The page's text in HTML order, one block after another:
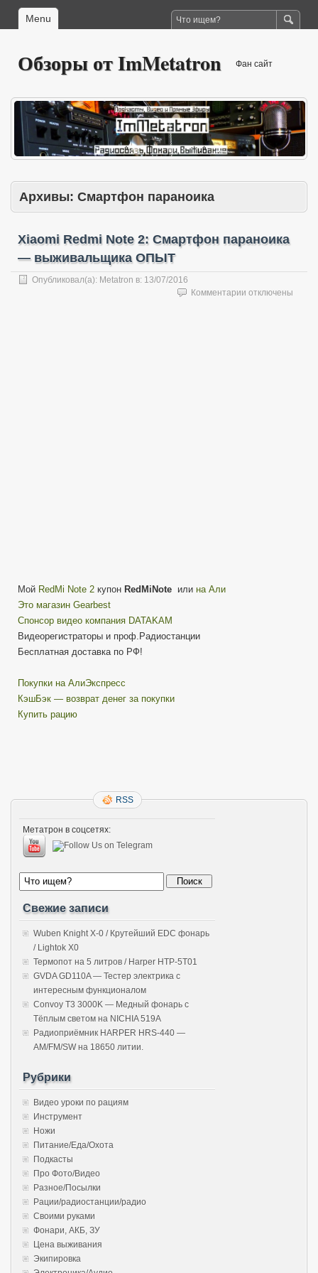
Menu
Обзоры от ImMetatron Фан сайт
Архивы: Смартфон параноика
Xiaomi Redmi Note 2: Смартфон параноика
— выживальщика ОПЫТ
Опубликовал(а): Metatron в: 13/07/2016
Комментарии котключены
Мой RedMi Note 2 купон RedMiNote или на Али
Это магазин Gearbest
Cпонсор видео компания DATAKAM
Видеорегистраторы и проф.Радиостанции
Бесплатная доставка по РФ!
Покупки на АлиЭкспресс
КэшБэк — возврат денег за покупки
Купить рацию
RSS
Метатрон в соцсетях:
Свежие записи
Wuben Knight X-0 / Крутейший EDC фонарь
/ Lightok X0
Термопот на 5 литров / Harper HTP-5T01
GVDA GD110A — Тестер электрика с
интересным функционалом
Convoy T3 3000K — Медный фонарь с
Тёплым светом на NICHIA 519A
Радиоприёмник HARPER HRS-440 —
AM/FM/SW на 18650 литии.
Рубрики
Видео уроки по рациям
Инструмент
Ножи
Питание/Еда/Охота
Подкасты
Про Фото/Видео
Разное/Посылки
Рации/радиостанции/радио
Своими руками
Фонари, АКБ, ЗУ
Цена выживания
Экипировка